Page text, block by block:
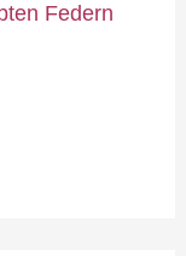
Federn